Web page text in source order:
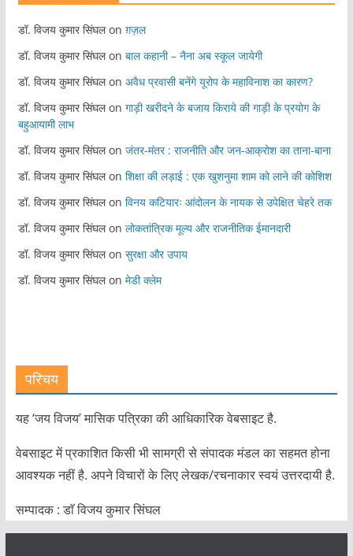
डॉ. विजय कुमार सिंघलon ग़ज़ल
डॉ. विजय कुमार सिंघलon बाल कहानी – नैना अब स्कूल जायेगी
डॉ. विजय कुमार सिंघलon अवैध प्रवासी बनेंगे यूरोप के महाविनाश का कारण?
डॉ. विजय कुमार सिंघलon गाड़ी खरीदने के बजाय किराये की गाड़ी के प्रयोग के
बहुआयामी लाभ
डॉ. विजय कुमार सिंघलon जंतर-मंतर : राजनीति और जन-आक्रोश का ताना-बाना
डॉ. विजय कुमार सिंघलon शिक्षा की लड़ाई : एक खुशनुमा शाम को लाने की कोशिश
डॉ. विजय कुमार सिंघलon विनय कटियारः आंदोलन के नायक से उपेक्षित चेहरे तक
डॉ. विजय कुमार सिंघलon लोकतांत्रिक मूल्य और राजनीतिक ईमानदारी
डॉ. विजय कुमार सिंघलon सुरक्षा और उपाय
डॉ. विजय कुमार सिंघलon मेडी क्लेम
परिचय
यह ‘जय विजय’ मासिक पत्रिका की आधिकारिक वेबसाइट है.
वेबसाइट में प्रकाशित किसी भी सामग्री से संपादक मंडल का सहमत होना
आवश्यक नहीं है. अपने विचारों के लिए लेखक/रचनाकार स्वयं उत्तरदायी है.
सम्पादक : डाॅ विजय कुमार सिंघल